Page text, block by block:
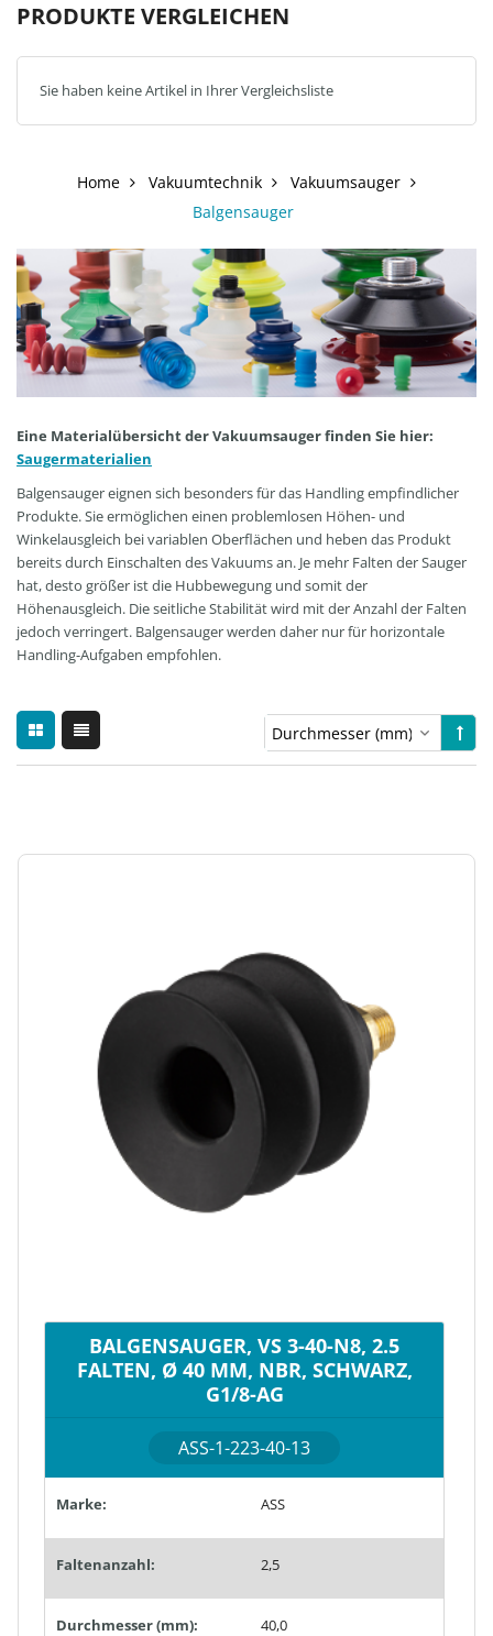
PRODUKTE VERGLEICHEN
Sie haben keine Artikel in Ihrer Vergleichsliste
Home Vakuumtechnik
Vakuumsauger
Balgensauger
Eine Materialübersicht der Vakuumsauger finden Sie hier:
Saugermaterialien
Balgensauger eignen sich besonders für das Handling empfindlicher
Produkte. Sie ermöglichen einen problemlosen Höhen- und
Winkelausgleich bei variablen Oberflächen und heben das Produkt
bereits durch Einschalten des Vakuums an. Je mehr Falten der Sauger
hat, desto größer ist die Hubbewegung und somit der
Höhenausgleich. Die seitliche Stabilität wird mit der Anzahl der Falten
jedoch verringert. Balgensauger werden daher nur für horizontale
Handling-Aufgaben empfohlen.
BALGENSAUGER, VS 3-40-N8, 2.5
FALTEN, Ø 40 MM, NBR, SCHWARZ,
G1/8-AG
ASS-1-223-40-13
Marke: ASS
Faltenanzahl: 2,5
Durchmesser (mm): 40,0